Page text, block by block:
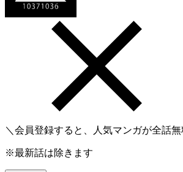
＼会員登録すると、人気マンガが全話無
※最新話は除きます